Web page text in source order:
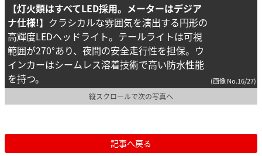
【灯火類はすべてLED採用。メーターはデジア
ナ仕様!】 クラシカルな雰囲気を演出する円形の
高輝度LEDヘッドライト。テールライトは可視
範囲が270°あり、夜間の安全走行性を担保。ウ
インカーはシームレス溶着技術で高い防水性能
を持つ。
(画像 No.16/27)
縦スクロールで次の写真へ
記事へ戻る